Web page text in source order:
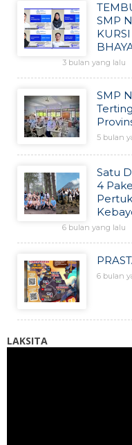
SMP
3 bulan yang lalu
SMP
5 bulan
Satu
4
6 bulan yang lalu
6 bulan
LAKSITA